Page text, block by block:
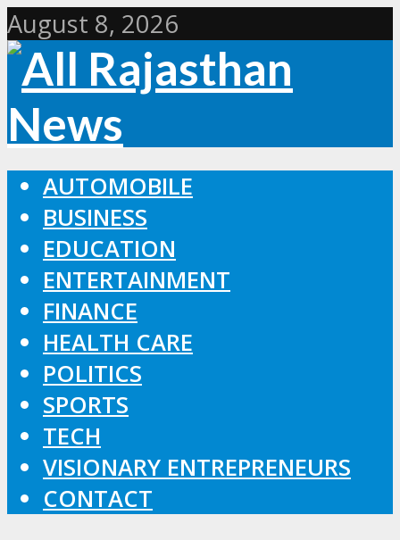
August 8, 2026
AUTOMOBILE
BUSINESS
EDUCATION
ENTERTAINMENT
FINANCE
HEALTH CARE
POLITICS
SPORTS
TECH
VISIONARY ENTREPRENEURS
CONTACT